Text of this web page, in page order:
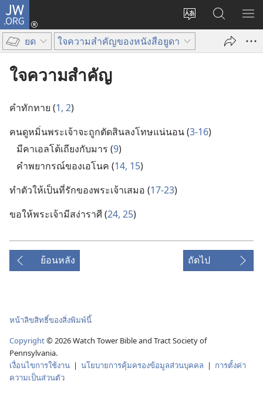
JW.ORG
เปลี่ยน
ภาษา
เข้า
ระบบ
(เปิด
ค้นหา
ใน
JW.ORG
แส
ยด ใจความสำคัญของหนังสือยูดา
ใจความสำคัญ
คำ​ทักทาย (1, 2)
คน​ดูหมิ่น​พระเจ้า​จะ​ถูก​ตัดสิน​ลง​โทษ​แน่นอน (3-16)
มีคาเอล​โต้​เถียง​กับ​มาร (9)
คำ​พยากรณ์​ของ​เอโนค (14, 15)
ทำ​ตัว​ให้​เป็น​ที่​รัก​ของ​พระเจ้า​เสมอ (17-23)
ขอ​ให้​พระเจ้า​มี​สง่า​ราศี (24, 25)
ย้อนหลัง ถัดไป
หน้าลิขสิทธิ์ของสิ่งพิมพ์นี้
Copyright© 2026 Watch Tower Bible and Tract Society of
Pennsylvania.
เงื่อนไขการใช้งาน | นโยบายการคุ้มครองข้อมูลส่วนบุคคล | การตั้งค่า
ความเป็นส่วนตัว